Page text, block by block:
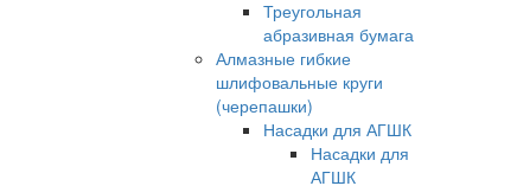
Треугольная
абразивная бумага
Алмазные гибкие
шлифовальные круги
(черепашки)
Насадки для АГШК
Насадки для
АГШК